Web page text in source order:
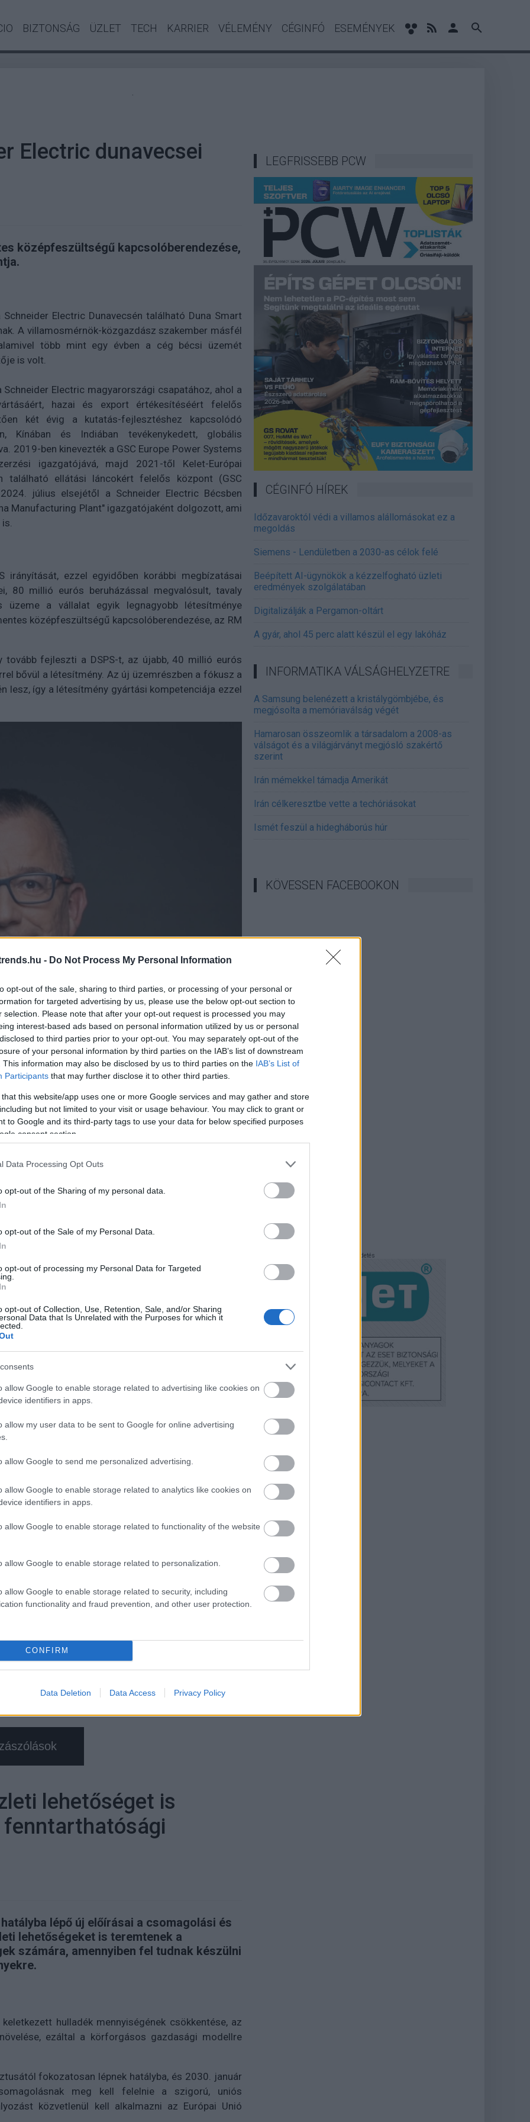
- Do Not Process My Personal Information
opt-out of the sale, sharing to third parties, or processing of your personal or
for targeted advertising by us, please use the below opt-out section to
selection. Please note that after your opt-out request is processed you may
interest-based ads based on personal information utilized by us or personal
to third parties prior to your opt-out. You may separately opt-out of the
of your personal information by third parties on the IAB’s list of downstream
This information may also be disclosed by us to third parties on the IAB’s List of
Participants that may further disclose it to other third parties.
that this website/app uses one or more Google services and may gather and store
but not limited to your visit or usage behaviour. You may click to grant or
to Google and its third-party tags to use your data for below specified purposes
consent section.
Data Processing Opt Outs
opt-out of the Sharing of my personal data.
opt-out of the Sale of my Personal Data.
opt-out of processing my Personal Data for Targeted
opt-out of Collection, Use, Retention, Sale, and/or Sharing
Data that Is Unrelated with the Purposes for which it
allow Google to enable storage related to advertising like cookies on
identifiers in apps.
allow my user data to be sent to Google for online advertising
allow Google to send me personalized advertising.
allow Google to enable storage related to analytics like cookies on
identifiers in apps.
allow Google to enable storage related to functionality of the website
allow Google to enable storage related to personalization.
allow Google to enable storage related to security, including
functionality and fraud prevention, and other user protection.
CONFIRM
Data Deletion Data Access Privacy Policy
BIZTONSÁG ÜZLET TECH KARRIER VÉLEMÉNY CÉGINFÓ ESEMÉNYEK
Electric dunavecsei
középfeszültségű kapcsolóberendezése,
Electric Dunavecsén található Duna Smart
A villamosmérnök-közgazdász szakember másfél
több mint egy évben a cég bécsi üzemét
is volt.
Electric magyarországi csapatához, ahol a
hazai és export értékesítéséért felelős
két évig a kutatás-fejlesztéshez kapcsolódó
Kínában és Indiában tevékenykedett, globális
2019-ben kinevezték a GSC Europe Power Systems
igazgatójává, majd 2021-től Kelet-Európai
található ellátási láncokért felelős központ (GSC
július elsejétől a Schneider Electric Bécsben
Manufacturing Plant" igazgatójaként dolgozott, ami
is.
ezzel egyidőben korábbi megbízatásai
80 millió eurós beruházással megvalósult, tavaly
a vállalat egyik legnagyobb létesítménye
középfeszültségű kapcsolóberendezése, az RM
fejleszti a DSPS-t, az újabb, 40 millió eurós
bővül a létesítmény. Az új üzemrészben a fókusz a
lesz, így a létesítmény gyártási kompetenciája ezzel
egy olyan időszakban vezethetem az üzemet,
a jövője szempontjából. A folyamatban lévő
tovább erősíti a gyár jelentőségét nem csak a
területén is. Külön öröm számomra, hogy ismét
munkával tudjuk bővíteni magyarországi
Márton.
trendeket a fiatalok elvárásai (X)
is várnak.
smart power systems dsps okosgyár igazgató
lehetőséget is
fenntarthatósági
lépő új előírásai a csomagolási és
lehetőségeket is teremtenek a
számára, amennyiben fel tudnak készülni
hulladék mennyiségének csökkentése, az
ezáltal a körforgásos gazdasági modellre
fokozatosan lépnek hatályba, és 2030. január
meg kell felelnie a szigorú, uniós
közvetlenül kell alkalmazni az Európai Unió
LEGFRISSEBB PCW
CÉGINFÓ HÍREK
Időzavaroktól védi a villamos alállomásokat ez a
megoldás
Siemens - Lendületben a 2030-as célok felé
Beépített AI-ügynökök a kézzelfogható üzleti
eredmények szolgálatában
Digitalizálják a Pergamon-oltárt
A gyár, ahol 45 perc alatt készül el egy lakóház
INFORMATIKA VÁLSÁGHELYZETRE
A Samsung belenézett a kristálygömbjébe, és
megjósolta a memóriaválság végét
Hamarosan összeomlik a társadalom a 2008-as
válságot és a világjárványt megjósló szakértő
szerint
Irán mémekkel támadja Amerikát
Irán célkeresztbe vette a techóriásokat
Ismét feszül a hidegháborús húr
KÖVESSEN FACEBOOKON
Hirdetés